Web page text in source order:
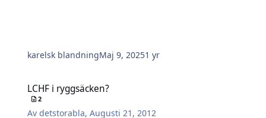
karelsk blandningMaj 9, 20251 yr
LCHF i ryggsäcken?
2
Avdetstorabla,Augusti 21, 2012